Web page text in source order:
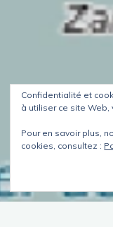
Confidentialité et
à utiliser ce site Web,
Pour en savoir plus,
cookies, consultez :